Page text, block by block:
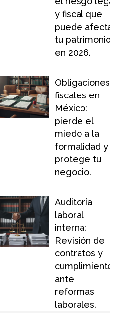
y fiscal que
puede afectar
tu patrimonio
en 2026.
Obligaciones
fiscales en
México:
pierde el
miedo a la
formalidad y
protege tu
negocio.
Auditoría
laboral
interna:
Revisión de
contratos y
cumplimiento
ante
reformas
laborales.